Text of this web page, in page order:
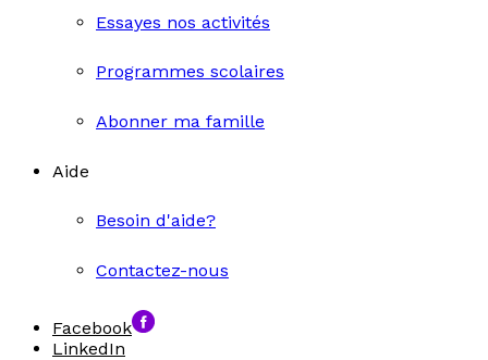
Essayes nos activités
Programmes scolaires
Abonner ma famille
Aide
Besoin d'aide?
Contactez-nous
Facebook
LinkedIn